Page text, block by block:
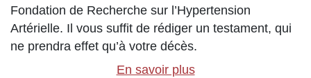
Fondation de Recherche sur l’Hypertension
Artérielle. Il vous suffit de rédiger un testament, qui
ne prendra effet qu’à votre décès.
En savoir plus